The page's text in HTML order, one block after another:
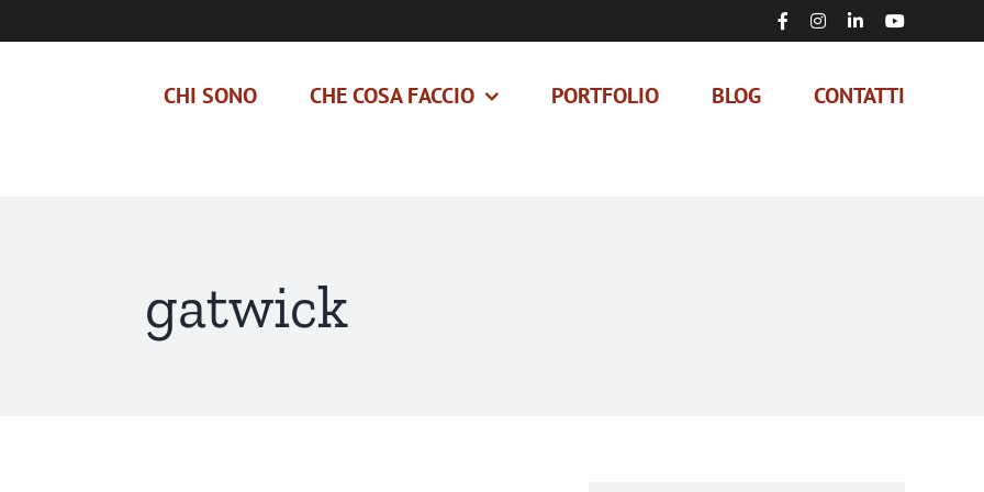
FacebookInstagram
LinkedInYouTube
CHI SONO CHE COSA FACCIO PORTFOLIO BLOG CONTATTI
gatwick